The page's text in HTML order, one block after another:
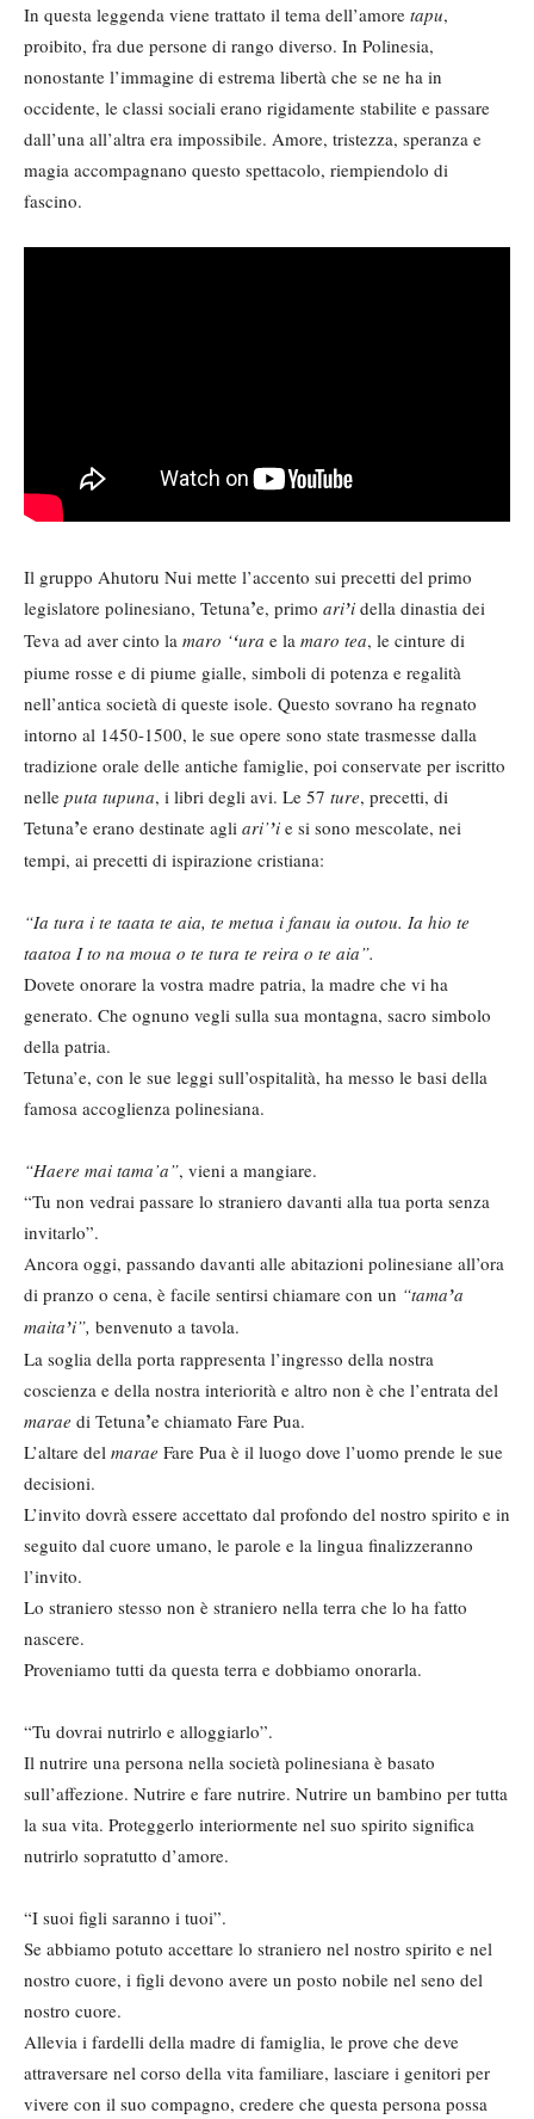
In questa leggenda viene trattato il tema dell’amore tapu,
proibito, fra due persone di rango diverso. In Polinesia,
nonostante l’immagine di estrema libertà che se ne ha in
occidente, le classi sociali erano rigidamente stabilite e passare
dall’una all’altra era impossibile. Amore, tristezza, speranza e
magia accompagnano questo spettacolo, riempiendolo di
fascino.
Il gruppo Ahutoru Nui mette l’accento sui precetti del primo
legislatore polinesiano, Tetuna’e, primo ari’i della dinastia dei
Teva ad aver cinto la maro ‘‘ura e la maro tea, le cinture di
piume rosse e di piume gialle, simboli di potenza e regalità
nell’antica società di queste isole. Questo sovrano ha regnato
intorno al 1450-1500, le sue opere sono state trasmesse dalla
tradizione orale delle antiche famiglie, poi conservate per iscritto
nelle puta tupuna, i libri degli avi. Le 57 ture, precetti, di
Tetuna’e erano destinate agli ari’’i e si sono mescolate, nei
tempi, ai precetti di ispirazione cristiana:
“Ia tura i te taata te aia, te metua i fanau ia outou. Ia hio te
taatoa I to na moua o te tura te reira o te aia”.
Dovete onorare la vostra madre patria, la madre che vi ha
generato. Che ognuno vegli sulla sua montagna, sacro simbolo
della patria.
Tetuna’e, con le sue leggi sull’ospitalità, ha messo le basi della
famosa accoglienza polinesiana.
“Haere mai tama’a”, vieni a mangiare.
“Tu non vedrai passare lo straniero davanti alla tua porta senza
invitarlo”.
Ancora oggi, passando davanti alle abitazioni polinesiane all’ora
di pranzo o cena, è facile sentirsi chiamare con un “tama’a
maita’i”, benvenuto a tavola.
La soglia della porta rappresenta l’ingresso della nostra
coscienza e della nostra interiorità e altro non è che l’entrata del
marae di Tetuna’e chiamato Fare Pua.
L’altare del marae Fare Pua è il luogo dove l’uomo prende le sue
decisioni.
L’invito dovrà essere accettato dal profondo del nostro spirito e in
seguito dal cuore umano, le parole e la lingua finalizzeranno
l’invito.
Lo straniero stesso non è straniero nella terra che lo ha fatto
nascere.
Proveniamo tutti da questa terra e dobbiamo onorarla.
“Tu dovrai nutrirlo e alloggiarlo”.
Il nutrire una persona nella società polinesiana è basato
sull’affezione. Nutrire e fare nutrire. Nutrire un bambino per tutta
la sua vita. Proteggerlo interiormente nel suo spirito significa
nutrirlo sopratutto d’amore.
“I suoi figli saranno i tuoi”.
Se abbiamo potuto accettare lo straniero nel nostro spirito e nel
nostro cuore, i figli devono avere un posto nobile nel seno del
nostro cuore.
Allevia i fardelli della madre di famiglia, le prove che deve
attraversare nel corso della vita familiare, lasciare i genitori per
vivere con il suo compagno, credere che questa persona possa